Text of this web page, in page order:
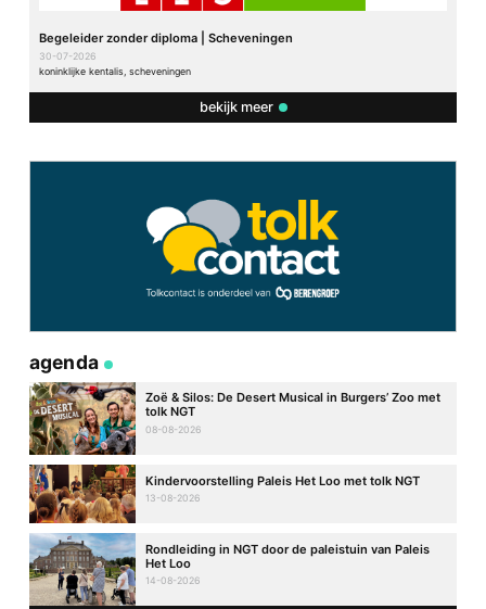
Begeleider zonder diploma | Scheveningen
30-07-2026
koninklijke kentalis, scheveningen
bekijk meer
agenda
Zoë & Silos: De Desert Musical in Burgers’ Zoo met
tolk NGT
08-08-2026
Kindervoorstelling Paleis Het Loo met tolk NGT
13-08-2026
Rondleiding in NGT door de paleistuin van Paleis
Het Loo
14-08-2026